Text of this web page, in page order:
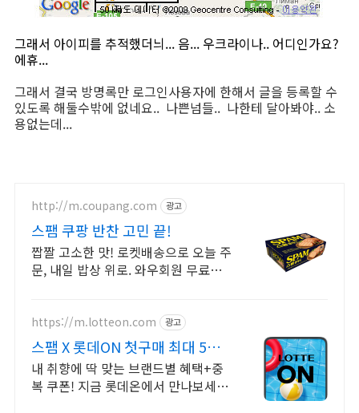
그래서 아이피를 추적했더늬... 음... 우크라이나.. 어디인가요?
에휴...
그래서 결국 방명록만 로그인사용자에 한해서 글을 등록할 수
있도록 해둘수밖에 없네요.. 나쁜넘들.. 나한테 달아봐야.. 소
용없는데...
http://m.coupang.com 광고
스팸 쿠팡 반찬 고민 끝!
짭짤 고소한 맛! 로켓배송으로 오늘 주
문, 내일 밥상 위로. 와우회원 무료배
https://m.lotteon.com 광고
스팸 X 롯데ON 첫구매 최대 5천
원 혜택!
내 취향에 딱 맞는 브랜드별 혜택+중
복 쿠폰! 지금 롯데온에서 만나보세